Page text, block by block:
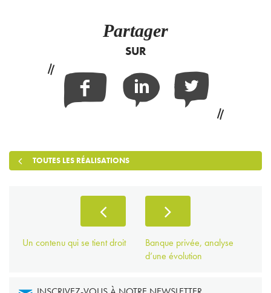
Partager
SUR
TOUTES LES RÉALISATIONS
Un contenu qui se tient droit
Banque privée, analyse
d’une évolution